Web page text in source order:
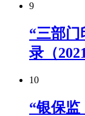
9
“三部门
录（
10
“银保